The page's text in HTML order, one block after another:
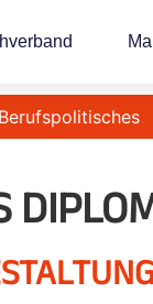
Berufspolitisches